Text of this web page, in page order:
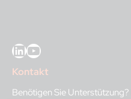
LinkedIn YouTube
Kontakt
Benötigen Sie Unterstützung?